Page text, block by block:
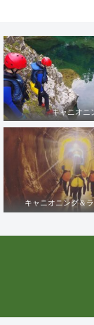
キャニオニ
キャニオニング＆